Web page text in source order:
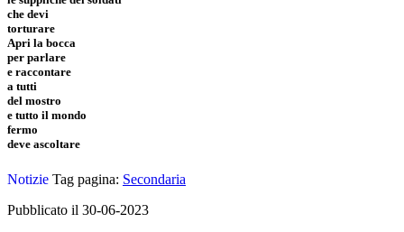
che devi
torturare
Apri la bocca
per parlare
e raccontare
a tutti
del mostro
e tutto il mondo
fermo
deve ascoltare
Notizie Tag pagina: Secondaria
Pubblicato il 30-06-2023